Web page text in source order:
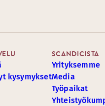
kysymykset
SCANDICISTA
Yrityksemme
Media
Työpaikat